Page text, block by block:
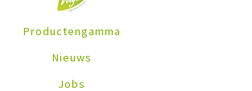
Productengamma
Nieuws
Jobs